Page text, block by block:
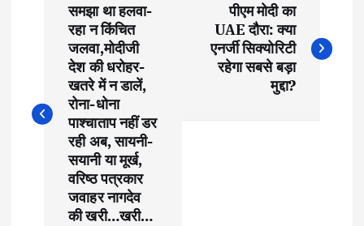
t
समझा था हलवा-
रहा न किंचित
जलवा,मोदीजी
देश की धरोहर-
खतरे में न डालें,
रोना-धोना
पाश्चाताप नहीं डर
रही अब, सायनी-
सयानी या मूर्ख,
वरिष्ठ पत्रकार
जवाहर नागदेव
की खरी…खरी…
पीएम मोदी का
UAE दौरा: क्या
एनर्जी सिक्योरिटी
रहेगा सबसे बड़ा
मुद्दा?